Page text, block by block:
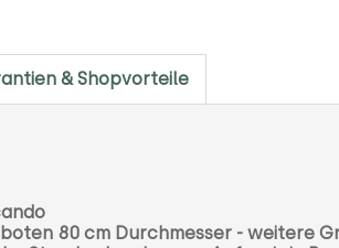
& Shopvorteile
80 cm Durchmesser - weitere